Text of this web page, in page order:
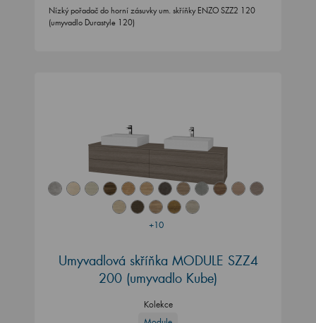
Nízký pořadač do horní zásuvky um. skříňky ENZO SZZ2 120
(umyvadlo Durastyle 120)
+10
Umyvadlová skříňka MODULE SZZ4
200 (umyvadlo Kube)
Kolekce